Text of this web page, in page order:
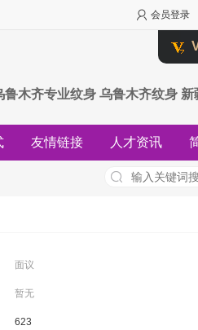
会员登录
木齐专业纹身 乌鲁木齐纹身
友情链接 人才资讯
知道资讯
面议
暂无
623